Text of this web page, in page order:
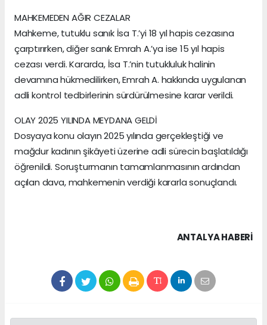
MAHKEMEDEN AĞIR CEZALAR
Mahkeme, tutuklu sanık İsa T.’yi 18 yıl hapis cezasına
çarptırırken, diğer sanık Emrah A.’ya ise 15 yıl hapis
cezası verdi. Kararda, İsa T.’nin tutukluluk halinin
devamına hükmedilirken, Emrah A. hakkında uygulanan
adli kontrol tedbirlerinin sürdürülmesine karar verildi.
OLAY 2025 YILINDA MEYDANA GELDİ
Dosyaya konu olayın 2025 yılında gerçekleştiği ve
mağdur kadının şikâyeti üzerine adli sürecin başlatıldığı
öğrenildi. Soruşturmanın tamamlanmasının ardından
açılan dava, mahkemenin verdiği kararla sonuçlandı.
ANTALYA HABERİ